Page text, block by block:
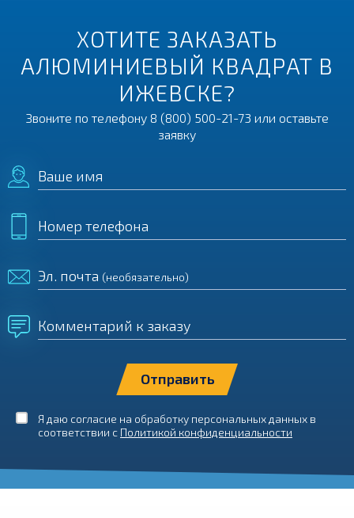
ХОТИТЕ ЗАКАЗАТЬ
АЛЮМИНИЕВЫЙ КВАДРАТ В
ИЖЕВСКЕ?
Звоните по телефону 8 (800) 500-21-73 или оставьте
заявку
Ваше имя
Номер телефона
Эл. почта (необязательно)
Комментарий к заказу
Я даю согласие на обработку персональных данных в
соответствии с Политикой конфиденциальности